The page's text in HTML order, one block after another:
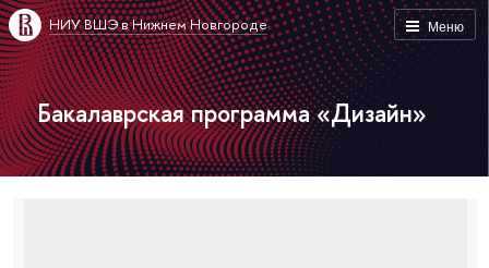
Меню
НИУ ВШЭ в Нижнем Новгороде
Бакалаврская программа «Дизайн»